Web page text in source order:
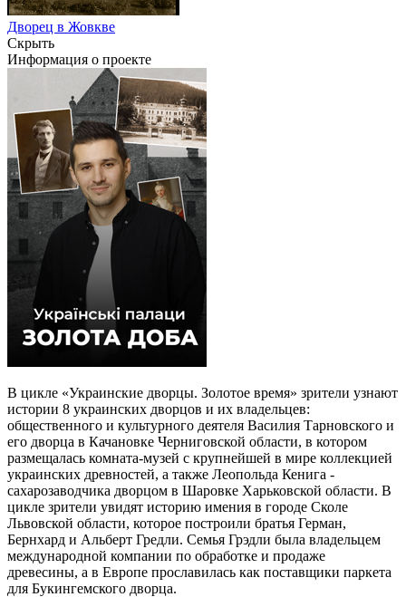
Дворец в Жовкве
Скрыть
Информация о проекте
В цикле «Украинские дворцы. Золотое время» зрители узнают
истории 8 украинских дворцов и их владельцев:
общественного и культурного деятеля Василия Тарновского и
его дворца в Качановке Черниговской области, в котором
размещалась комната-музей с крупнейшей в мире коллекцией
украинских древностей, а также Леопольда Кенига -
сахарозаводчика дворцом в Шаровке Харьковской области. В
цикле зрители увидят историю имения в городе Сколе
Львовской области, которое построили братья Герман,
Бернхард и Альберт Гредли. Семья Грэдли была владельцем
международной компании по обработке и продаже
древесины, а в Европе прославилась как поставщики паркета
для Букингемского дворца.